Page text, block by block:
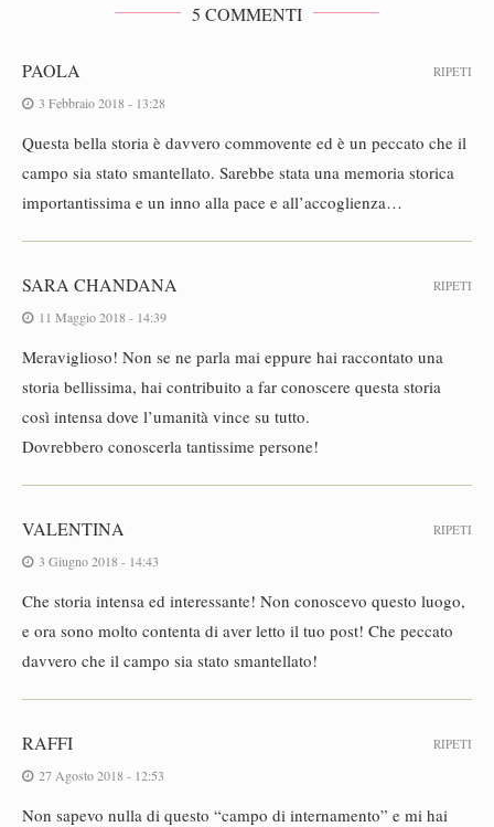
5 COMMENTI
PAOLA
3 Febbraio 2018 - 13:28
Questa bella storia è davvero commovente ed è un peccato che il
campo sia stato smantellato. Sarebbe stata una memoria storica
importantissima e un inno alla pace e all’accoglienza…
RIPETI
SARA CHANDANA
11 Maggio 2018 - 14:39
Meraviglioso! Non se ne parla mai eppure hai raccontato una
storia bellissima, hai contribuito a far conoscere questa storia
così intensa dove l’umanità vince su tutto.
Dovrebbero conoscerla tantissime persone!
RIPETI
VALENTINA
3 Giugno 2018 - 14:43
Che storia intensa ed interessante! Non conoscevo questo luogo,
e ora sono molto contenta di aver letto il tuo post! Che peccato
davvero che il campo sia stato smantellato!
RIPETI
RAFFI
27 Agosto 2018 - 12:53
Non sapevo nulla di questo “campo di internamento” e mi hai
RIPETI